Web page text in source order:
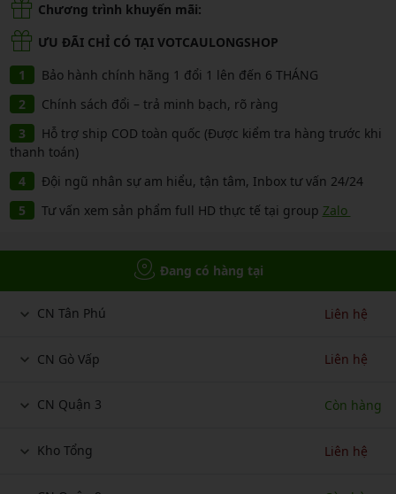
Chương trình khuyến mãi:
ƯU ĐÃI CHỈ CÓ TẠI VOTCAULONGSHOP
Bảo hành chính hãng 1 đổi 1 lên đến 6 THÁNG
Chính sách đổi – trả minh bạch, rõ ràng
Hỗ trợ ship COD toàn quốc (Được kiểm tra hàng trước khi
thanh toán)
Đội ngũ nhân sự am hiểu, tận tâm, Inbox tư vấn 24/24
Tư vấn xem sản phẩm full HD thực tế tại group Zalo
Đang có hàng tại
CN Tân Phú Liên hệ
CN Gò Vấp Liên hệ
CN Quận 3 Còn hàng
Kho Tổng Liên hệ